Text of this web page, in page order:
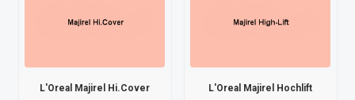
L'Oreal Majirel Hi.Cover L'Oreal Majirel Hochlift